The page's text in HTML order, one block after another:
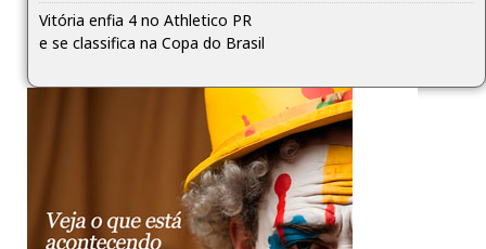
Vitória enfia 4 no Athletico PR
e se classifica na Copa do Brasil